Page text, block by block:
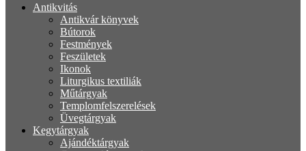
Antikvitás
Antikvár könyvek
Bútorok
Festmények
Feszületek
Ikonok
Liturgikus textiliák
Műtárgyak
Templomfelszerelések
Üvegtárgyak
Kegytárgyak
Ajándéktárgyak